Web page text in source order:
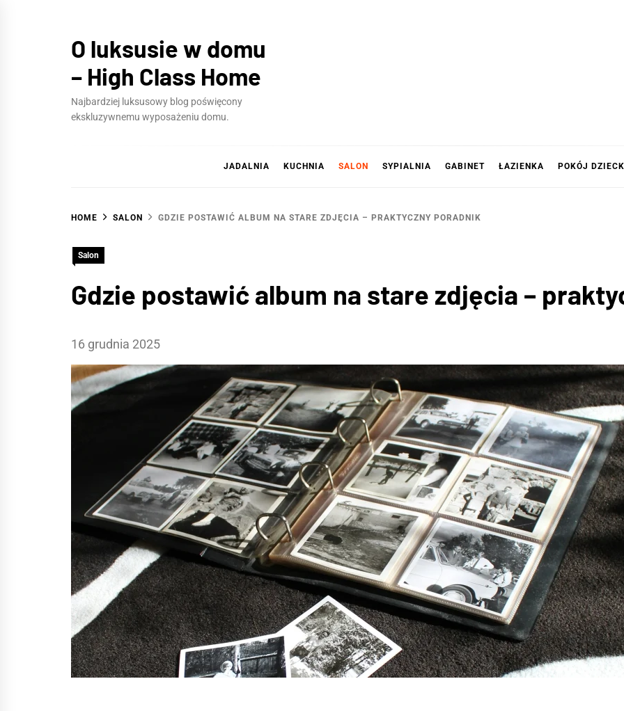
O luksusie w domu
– High Class Home
Najbardziej luksusowy blog poświęcony
ekskluzywnemu wyposażeniu domu.
JADALNIA KUCHNIA SALON SYPIALNIA GABINET ŁAZIENKA POKÓJ
HOME SALON GDZIE POSTAWIĆ ALBUM NA STARE ZDJĘCIA – PRAKTYCZNY PORADNIK
Salon
Gdzie postawić album na stare zdjęcia –
16 grudnia 2025